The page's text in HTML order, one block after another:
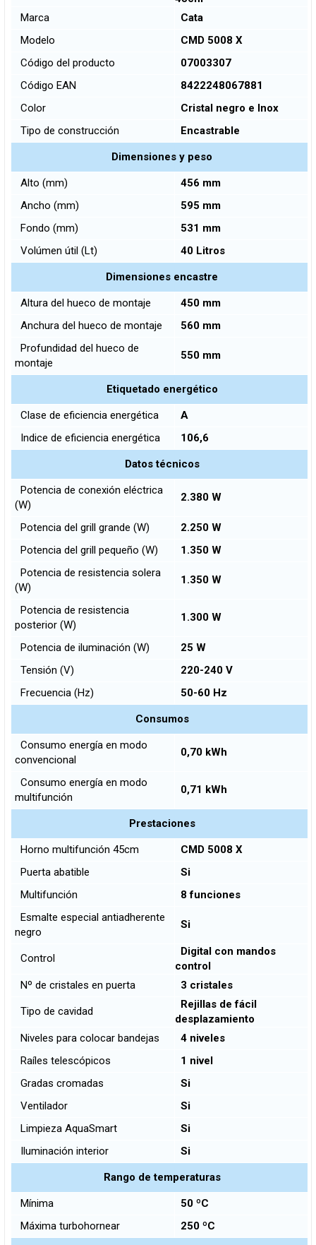
Marca
Cata
Modelo
CMD 5008 X
Código del producto
07003307
Código EAN
8422248067881
Color
Cristal negro e Inox
Tipo de construcción
Encastrable
Dimensiones y peso
Alto (mm)
456 mm
Ancho (mm)
595 mm
Fondo (mm)
531 mm
Volúmen útil (Lt)
40 Litros
Dimensiones encastre
Altura del hueco de montaje
450 mm
Anchura del hueco de montaje
560 mm
Profundidad del hueco de
montaje
550 mm
Etiquetado energético
Clase de eficiencia energética
A
Indice de eficiencia energética
106,6
Datos técnicos
Potencia de conexión eléctrica
(W)
2.380 W
Potencia del grill grande (W)
2.250 W
Potencia del grill pequeño (W)
1.350 W
Potencia de resistencia solera
(W)
1.350 W
Potencia de resistencia
posterior (W)
1.300 W
Potencia de iluminación (W)
25 W
Tensión (V)
220-240 V
Frecuencia (Hz)
50-60 Hz
Consumos
Consumo energía en modo
convencional
0,70 kWh
Consumo energía en modo
multifunción
0,71 kWh
Prestaciones
Horno multifunción 45cm
CMD 5008 X
Puerta abatible
Si
Multifunción
8 funciones
Esmalte especial antiadherente
negro
Si
Control
Digital con mandos
control
Nº de cristales en puerta
3 cristales
Tipo de cavidad
Rejillas de fácil
desplazamiento
Niveles para colocar bandejas
4 niveles
Raíles telescópicos
1 nivel
Gradas cromadas
Si
Ventilador
Si
Limpieza AquaSmart
Si
Iluminación interior
Si
Rango de temperaturas
Mínima
50 ºC
Máxima turbohornear
250 ºC